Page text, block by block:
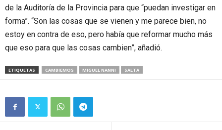
de la Auditoría de la Provincia para que “puedan investigar en
forma”. “Son las cosas que se vienen y me parece bien, no
estoy en contra de eso, pero había que reformar mucho más
que eso para que las cosas cambien”, añadió.
ETIQUETAS CAMBIEMOS MIGUEL NANNI SALTA